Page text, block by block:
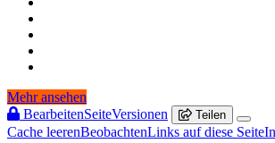
Mehr ansehen
BearbeitenSeiteVersionen Teilen
Cache leerenBeobachtenLinks auf diese Seite